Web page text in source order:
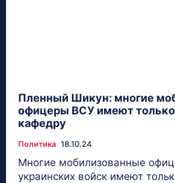
Пленный Шикун: многие
офицеры ВСУ имеют
кафедру
Политика 18.10.24
Многие мобилизованные
украинских войск имеют